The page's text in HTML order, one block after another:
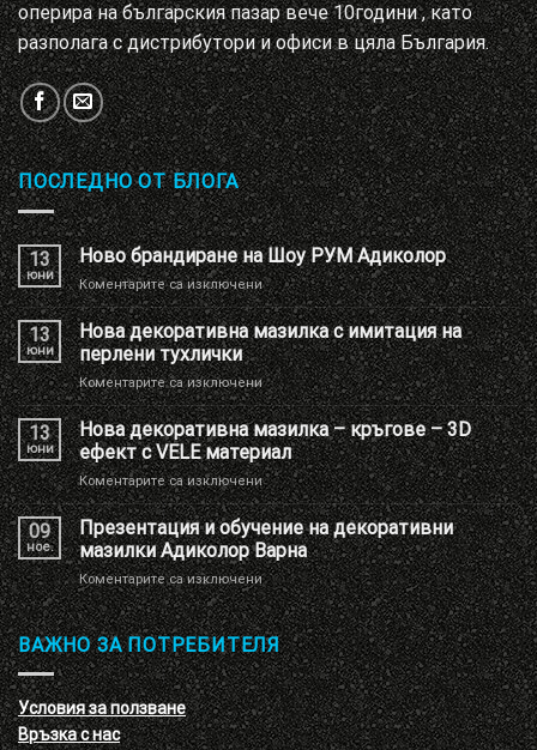
оперира на българския пазар вече 10години , като
разполага с дистрибутори и офиси в цяла България.
ПОСЛЕДНО ОТ БЛОГА
13
юни
Ново брандиране на Шоу РУМ Адиколор
Коментарите са изключениза
Ново
брандиране
на
Шоу
РУМ
Адиколор
13
юни
Нова декоративна мазилка с имитация на
перлени тухлички
Коментарите са изключениза
Нова
декоративна
мазилка
с
имитация
на
перлени
тухлички
13
юни
Нова декоративна мазилка – кръгове – 3D
ефект с VELE материал
Коментарите са изключениза
Нова
декоративна
мазилка
–
кръгове
–
3D
ефект
с
VELE
материал
09
ное.
Презентация и обучение на декоративни
мазилки Адиколор Варна
Коментарите са изключениза
Презентация
и
обучение
на
декоративни
мазилки
Адиколор
Варна
ВАЖНО ЗА ПОТРЕБИТЕЛЯ
Условия за ползване
Връзка с нас